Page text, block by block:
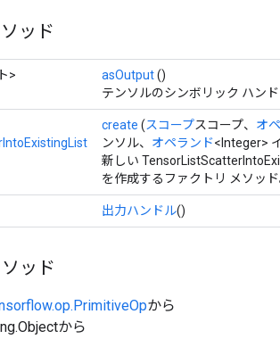
ッド
> asOutput()
テンソルのシンボリック ハン
create (スコープスコープ、 オ
ンソル、 オペランド<Integer>
新しい
を作成するファクトリ メソッ
出力ハンドル()
ッド
から
から